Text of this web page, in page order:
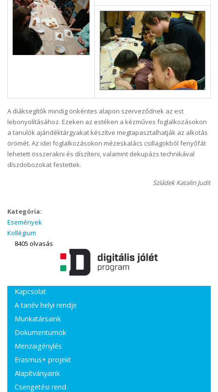
A diáksegítők mindig önkéntes alapon szerveződnek az est
lebonyolításához. Ezeken az estéken a kézműves foglalkozásokon
a tanulók ajándéktárgyakat készítve megtapasztalhatják az alkotás
örömét. Az idei foglalkozásokon mézeskalács csillagokból fenyőfát
lehetett összerakni és díszíteni, valamint dekupázs technikával
díszdobozokat festettek.
Szládek Katalin Judit
Kategória:
Események
Kollégium
8405 olvasás
Kapcsolat
A tanév helyi rendje
Munkatársaink
Dokumentumok
Menzaigénylés
Erasmus+ projekt
Alapítványaink
Csengetési rend